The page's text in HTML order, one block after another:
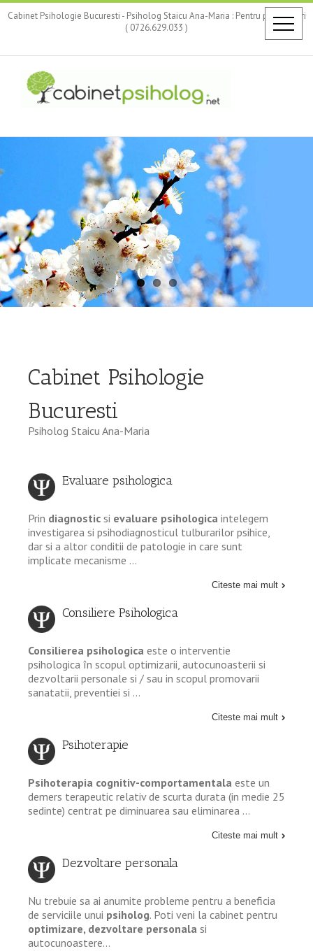
Cabinet Psihologie Bucuresti - Psiholog Staicu Ana-Maria : Pentru programari
( 0726.629.033 )
Cabinet Psihologie
Bucuresti
Psiholog Staicu Ana-Maria
Evaluare psihologica
Prin diagnostic si evaluare psihologica intelegem
investigarea si psihodiagnosticul tulburarilor psihice,
dar si a altor conditii de patologie in care sunt
implicate mecanisme …
Citeste mai mult
Consiliere Psihologica
Consilierea psihologica este o interventie
psihologica în scopul optimizarii, autocunoasterii si
dezvoltarii personale si / sau in scopul promovarii
sanatatii, preventiei si …
Citeste mai mult
Psihoterapie
Psihoterapia cognitiv-comportamentala este un
demers terapeutic relativ de scurta durata (in medie 25
sedinte) centrat pe diminuarea sau eliminarea …
Citeste mai mult
Dezvoltare personala
Nu trebuie sa ai anumite probleme pentru a beneficia
de serviciile unui psiholog. Poti veni la cabinet pentru
optimizare, dezvoltare personala si
autocunoastere…